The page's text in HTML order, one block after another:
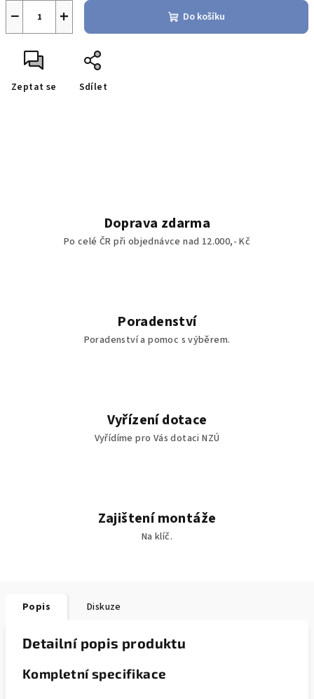
+
− Do košíku
Zeptat se Sdílet
Doprava zdarma
Po celé ČR při objednávce nad 12.000,- Kč
Poradenství
Poradenství a pomoc s výběrem.
Vyřízení dotace
Vyřídíme pro Vás dotaci NZÚ
Zajištení montáže
Na klíč.
Popis Diskuze
Detailní popis produktu
Kompletní specifikace